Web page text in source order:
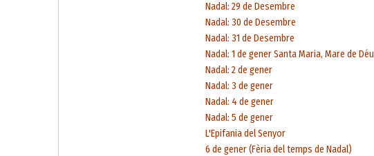
Nadal: 29 de Desembre
Nadal: 30 de Desembre
Nadal: 31 de Desembre
Nadal: 1 de gener Santa Maria, Mare de Déu
Nadal: 2 de gener
Nadal: 3 de gener
Nadal: 4 de gener
Nadal: 5 de gener
L'Epifania del Senyor
6 de gener (Fèria del temps de Nadal)